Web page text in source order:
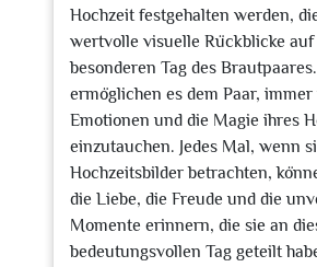
Hochzeit festgehalten werden,
wertvolle visuelle Rückblicke auf
besonderen Tag des
ermöglichen es dem Paar,
Emotionen und die Magie ihres
einzutauchen. Jedes Mal, wenn
Hochzeitsbilder betrachten,
die Liebe, die Freude und die
Momente erinnern, die sie an
bedeutungsvollen Tag geteilt